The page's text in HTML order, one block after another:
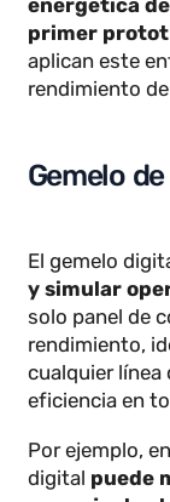
de las
sola
en la
cada una de
Por ejemplo,
fabricantes
energética
primer
aplican este
rendimiento